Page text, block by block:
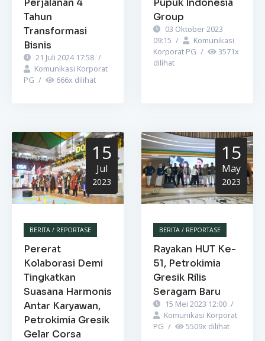
Perjalanan 4
Tahun
Transformasi
Bisnis
21 Juli 2024 17:58 /
Komunikasi Korporat
PG / 666x dilihat
Pupuk Indonesia
Group
03 Oktober 2023
09:15 /
Komunikasi
Korporat PG / 3571x
dilihat
15
Jul
2023
BERITA / REPORTASE
Pererat
Kolaborasi Demi
Tingkatkan
Suasana Harmonis
Antar Karyawan,
Petrokimia Gresik
Gelar Corsa
15
May
2023
BERITA / REPORTASE
Rayakan HUT Ke-
51, Petrokimia
Gresik Rilis
Seragam Baru
15 Mei 2023 12:00 /
Komunikasi Korporat
PG / 5509x dilihat